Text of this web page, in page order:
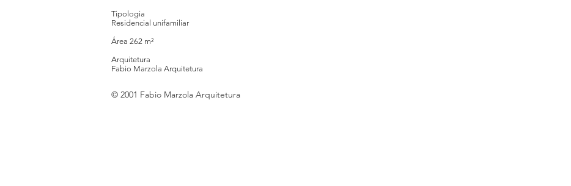
Tipologia
Residencial unifamiliar
Área 262 m²
Arquitetura
Fabio Marzola Arquitetura
© 2001 Fabio Marzola Arquitetura